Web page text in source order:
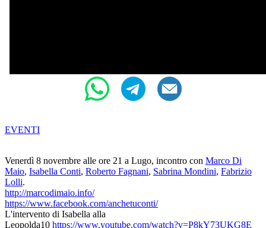
EVENTI
Venerdì 8 novembre alle ore 21 a Lugo, incontro con Marco Di
Maio, Isabella Conti, Roberto Fagnani, Sabrina Mondini, Fabrizio
Lolli.
http://marcodimaio.info/
https://www.facebook.com/anchetuconti/
L'intervento di Isabella alla
Leopolda10 https://www.youtube.com/watch?v=P8kY73UKG8E